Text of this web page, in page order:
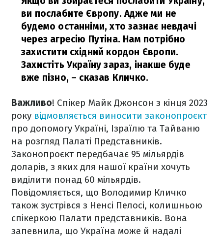
ви послабите Європу. Адже ми не
будемо останніми, хто зазнає невдачі
через агресію Путіна. Нам потрібно
захистити східний кордон Європи.
Захистіть Україну зараз, інакше буде
вже пізно, – сказав Кличко.
Важливо! Спікер Майк Джонсон з кінця 2023
року відмовляється виносити законопроєкт
про допомогу Україні, Ізраїлю та Тайваню
на розгляд Палаті Представників.
Законопроєкт передбачає 95 мільярдів
доларів, з яких для нашої країни хочуть
виділити понад 60 мільярдів.
Повідомляється, що Володимир Кличко
також зустрівся з Ненсі Пелосі, колишньою
спікеркою Палати представників. Вона
запевнила, що Україна може й надалі